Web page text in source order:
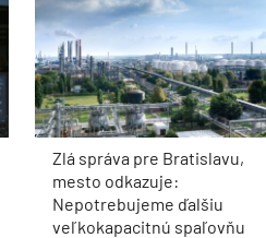
Zlá správa pre Bratislavu,
mesto odkazuje:
Nepotrebujeme ďalšiu
veľkokapacitnú spaľovňu